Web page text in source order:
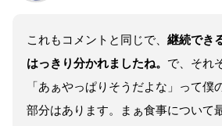
これもコメントと同じで、 継続でき
はっきり分かれましたね。 で、それ
「あぁやっぱりそうだよな」って僕
部分はあります。まぁ食事について